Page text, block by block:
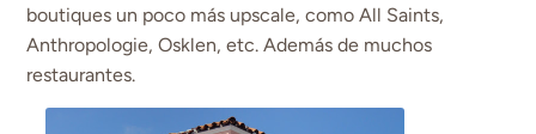
boutiques un poco más upscale, como All Saints,
Anthropologie, Osklen, etc. Además de muchos
restaurantes.